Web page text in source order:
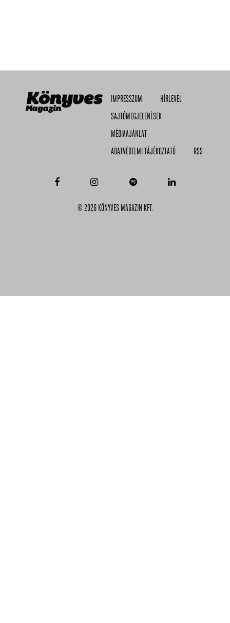
IMPRESSZUM
HÍRLEVÉL
SAJTÓMEGJELENÉSEK
MÉDIAAJÁNLAT
ADATVÉDELMI TÁJÉKOZTATÓ
RSS
© 2026 KÖNYVES MAGAZIN KFT.